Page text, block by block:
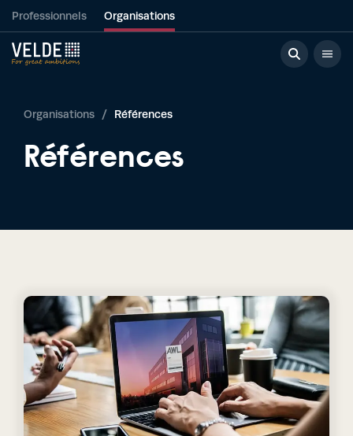
Professionnels Organisations
Organisations / Références
Références